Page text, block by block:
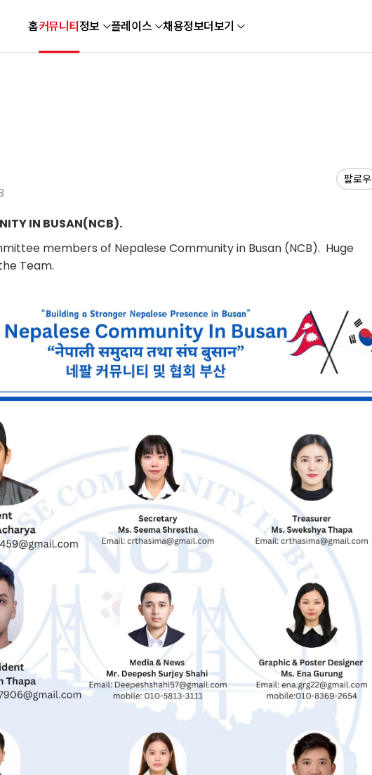
홈커뮤니티정보 플레이스 채용정보더보기
팔로우
IN BUSAN(NCB).
members of Nepalese Community in Busan (NCB). Huge
Team.